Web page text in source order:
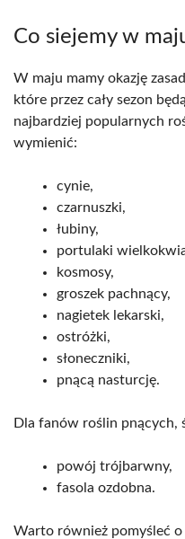
Co siejemy w
W maju mamy okazję
które przez cały sezon
najbardziej popularnych
wymienić:
cynie,
czarnuszki,
łubiny,
portulaki
kosmosy,
groszek pachnący,
nagietek lekarski,
ostróżki,
słoneczniki,
pnącą nasturcję.
Dla fanów roślin pnących,
powój trójbarwny,
fasola ozdobna.
Warto również pomyśleć